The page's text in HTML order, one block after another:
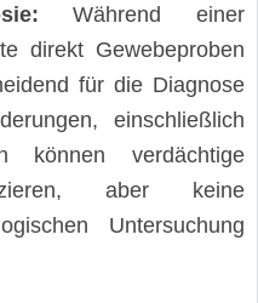
Während einer
direkt Gewebeproben
für die Diagnose
einschließlich
können verdächtige
aber keine
Untersuchung